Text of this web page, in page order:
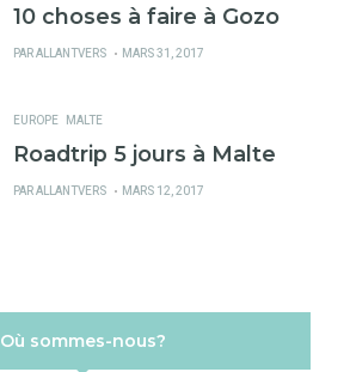
10 choses à faire à Gozo
PARALLANTVERS
PUBLIÉ
MARS 31, 2017
EUROPE MALTE
Roadtrip 5 jours à Malte
PARALLANTVERS
PUBLIÉ
MARS 12, 2017
Où sommes-nous?